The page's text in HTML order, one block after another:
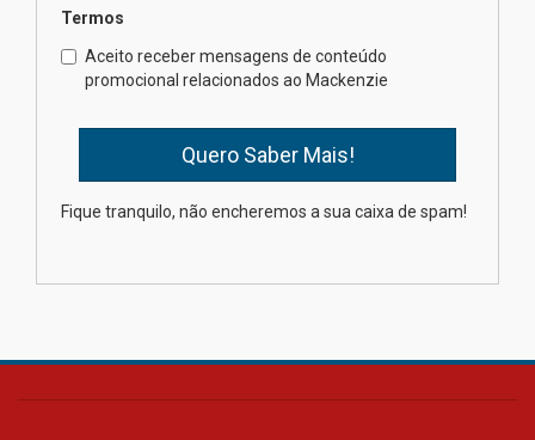
internacionais
03.08.2026
Oncologista do HUEM ressalta
importância da prevenção e
diagnóstico precoce do câncer
de pulmão
Termos
Aceito receber mensagens de conteúdo
promocional relacionados ao Mackenzie
Fique tranquilo, não encheremos a sua caixa de spam!